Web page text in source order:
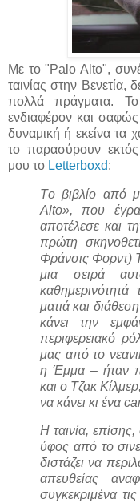
Με το "Palo Alto",
ταινίας στην
πολλά πράγματα.
ενδιαφέρον και σαφώς
δυναμική ή εκείνα τα
το παρασύρουν
μου το Letterboxd:
Tο βιβλίο από
Alto», που
αποτέλεσε και
πρώτη
Φράνσις Φορντ)
μια σειρά
ματιά και
κάνει την
περιφερειακό
μας από το
η Έμμα – ήταν
και ο Τζακ
να κάνει κι ένα
Η ταινία, επίσης,
ύφος από το
διστάζει να
απευθείας
συγκεκριμένα